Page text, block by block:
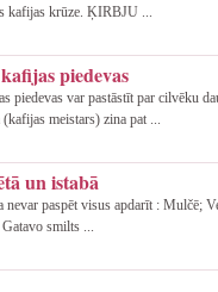
kafijas krūze. ĶIRBJU ...
piedevas
piedevas var pastāstīt par cilvēku
meistars) zina pat ...
un istabā
nevar paspēt visus apdarīt : Mulčē;
smilts ...